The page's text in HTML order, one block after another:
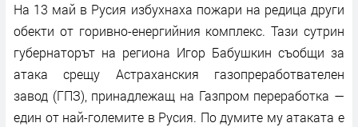
На 13 май в Русия избухнаха пожари на редица други
обекти от горивно-енергийния комплекс. Тази сутрин
губернаторът на региона Игор Бабушкин съобщи за
атака срещу Астраханския газопреработвателен
завод (ГПЗ), принадлежащ на Газпром переработка —
един от най-големите в Русия. По думите му атаката е